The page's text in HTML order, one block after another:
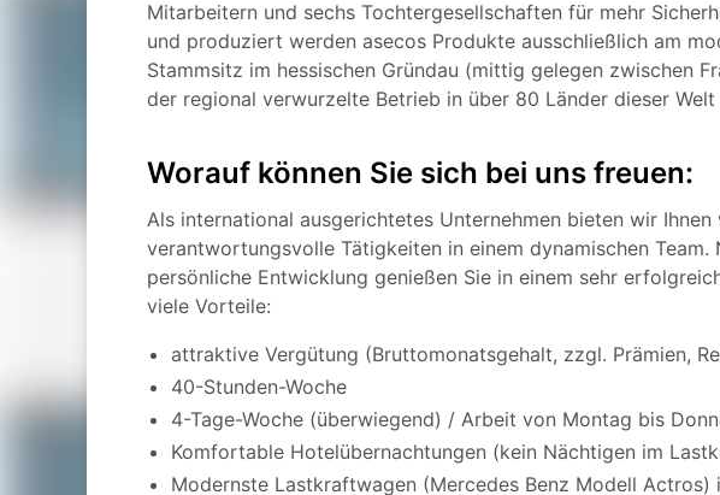
Mitarbeitern und sechs Tochtergesellschaften für mehr
und produziert werden asecos Produkte ausschließlich am
Stammsitz im hessischen Gründau (mittig gelegen zwischen
der regional verwurzelte Betrieb in über 80 Länder dieser Welt
Worauf können Sie sich bei uns freuen:
Als international ausgerichtetes Unternehmen bieten wir Ihnen
verantwortungsvolle Tätigkeiten in einem dynamischen Team.
persönliche Entwicklung genießen Sie in einem sehr
viele Vorteile:
attraktive Vergütung (Bruttomonatsgehalt, zzgl. Prämien,
40-Stunden-Woche
4-Tage-Woche (überwiegend) / Arbeit von Montag bis
Komfortable Hotelübernachtungen (kein Nächtigen im
Modernste Lastkraftwagen (Mercedes Benz Modell